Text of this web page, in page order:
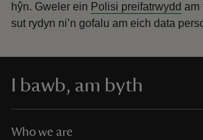
hŷn. Gweler ein Polisi preifatrwydd am
sut rydyn ni’n gofalu am eich data
I bawb, am byth
Who we are